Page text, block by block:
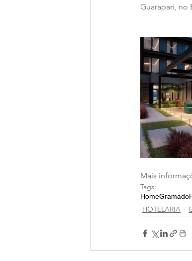
Guarapari, no
Mais
Tags:
HomeGramado
HOTELARIA